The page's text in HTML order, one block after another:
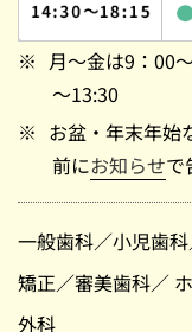
月～金は9：00
～13:30
お盆・年末年始
前にお知らせで
一般歯科／小児歯科
矯正／審美歯科／
外科